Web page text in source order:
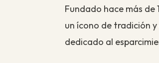
Fundado hace más de
un ícono de tradición y
dedicado al